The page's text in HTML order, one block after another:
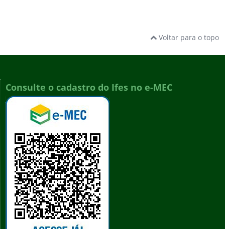
Voltar para o topo
Consulte o cadastro do Ifes no e-MEC